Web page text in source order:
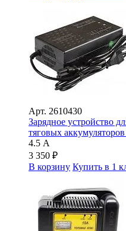
Арт. 2610430
Зарядное устройство
тяговых
4.5 А
3 350 ₽
В корзину Купить в 1